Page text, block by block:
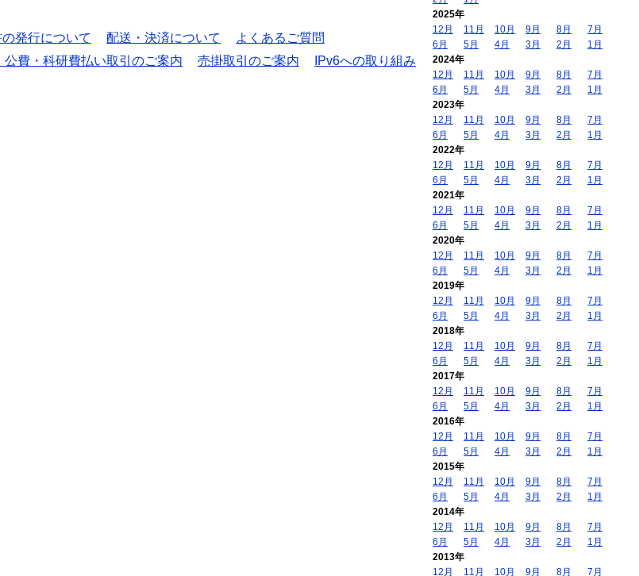
発行について 配送・決済について
よくあるご質問
公費・科研費払い取引のご案内 売掛取引のご案内
IPv6への取り組み
2025年
12月
11月 10月 9月 8月
7月
6月
5月 4月 3月 2月
1月
2024年
12月
11月 10月 9月 8月
7月
6月
5月 4月 3月 2月
1月
2023年
12月
11月 10月 9月 8月
7月
6月
5月 4月 3月 2月
1月
2022年
12月
11月 10月 9月 8月
7月
6月
5月 4月 3月 2月
1月
2021年
12月
11月 10月 9月 8月
7月
6月
5月 4月 3月 2月
1月
2020年
12月
11月 10月 9月 8月
7月
6月
5月 4月 3月 2月
1月
2019年
12月
11月 10月 9月 8月
7月
6月
5月 4月 3月 2月
1月
2018年
12月
11月 10月 9月 8月
7月
6月
5月 4月 3月 2月
1月
2017年
12月
11月 10月 9月 8月
7月
6月
5月 4月 3月 2月
1月
2016年
12月
11月 10月 9月 8月
7月
6月
5月 4月 3月 2月
1月
2015年
12月
11月 10月 9月 8月
7月
6月
5月 4月 3月 2月
1月
2014年
12月
11月 10月 9月 8月
7月
6月
5月 4月 3月 2月
1月
2013年
12月
11月 10月 9月 8月 7月